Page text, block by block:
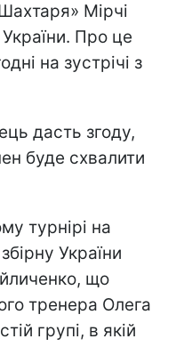
Мірчі
Про це
на зустрічі з
дасть згоду,
буде схвалити
турнірі на
України
що
тренера Олега
групі, в якій